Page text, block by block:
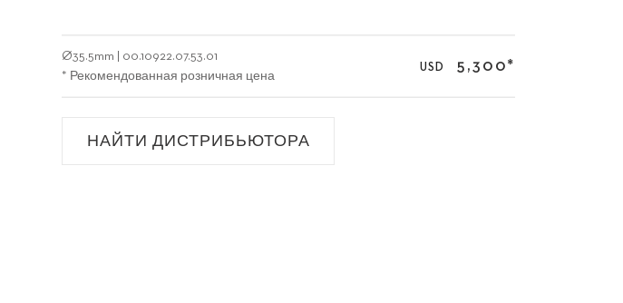
Ø35.5mm
00.10922.07.53.01
* Рекомендованная розничная цена
USD 5,300*
НАЙТИ ДИСТРИБЬЮТОРА